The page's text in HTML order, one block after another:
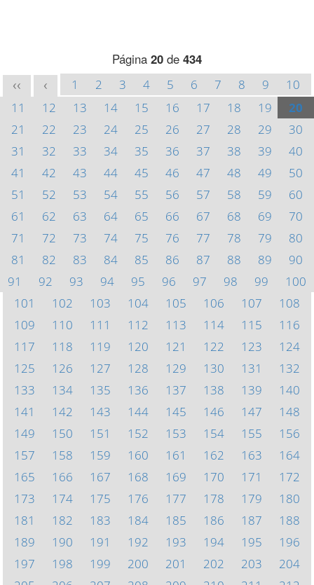
Página 20 de 434
<< < 1 2 3 4 5 6 7 8 9
10
11
12 13 14 15 16 17 18 19
20
21
22 23 24 25 26 27 28 29
30
31
32 33 34 35 36 37 38 39
40
41
42 43 44 45 46 47 48 49
50
51
52 53 54 55 56 57 58 59
60
61
62 63 64 65 66 67 68 69
70
71
72 73 74 75 76 77 78 79
80
81
82 83 84 85 86 87 88 89
90
91
92 93 94 95 96 97 98 99
100
101
102 103 104 105 106 107
108
109
110 111 112 113 114 115
116
117
118 119 120 121 122 123
124
125
126 127 128 129 130 131
132
133
134 135 136 137 138 139
140
141
142 143 144 145 146 147
148
149
150 151 152 153 154 155
156
157
158 159 160 161 162 163
164
165
166 167 168 169 170 171
172
173
174 175 176 177 178 179
180
181
182 183 184 185 186 187
188
189
190 191 192 193 194 195
196
197
198 199 200 201 202 203
204